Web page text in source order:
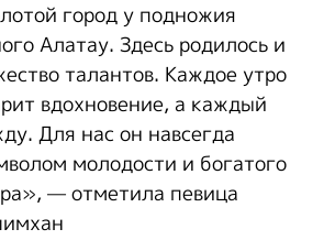
город у подножия
Алатау. Здесь родилось и
талантов. Каждое утро
вдохновение, а каждый
Для нас он навсегда
молодости и богатого
— отметила певица